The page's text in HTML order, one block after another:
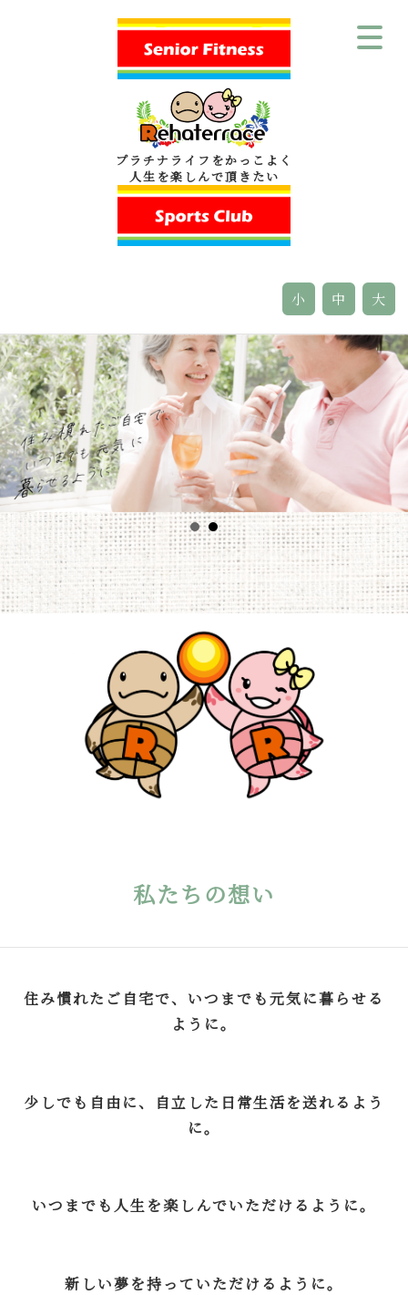
プラチナライフをかっこよく
人生を楽しんで頂きたい
小 中 大
私たちの想い
住み慣れたご自宅で、いつまでも元気に暮らせる
ように。
少しでも自由に、自立した日常生活を送れるよう
に。
いつまでも人生を楽しんでいただけるように。
新しい夢を持っていただけるように。